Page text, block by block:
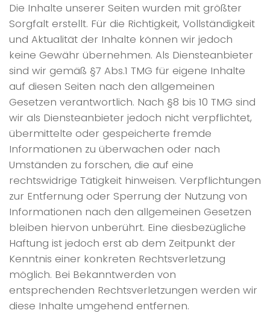
Die Inhalte unserer Seiten wurden mit größter
Sorgfalt erstellt. Für die Richtigkeit, Vollständigkeit
und Aktualität der Inhalte können wir jedoch
keine Gewähr übernehmen. Als Diensteanbieter
sind wir gemäß §7 Abs.1 TMG für eigene Inhalte
auf diesen Seiten nach den allgemeinen
Gesetzen verantwortlich. Nach §8 bis 10 TMG sind
wir als Diensteanbieter jedoch nicht verpflichtet,
übermittelte oder gespeicherte fremde
Informationen zu überwachen oder nach
Umständen zu forschen, die auf eine
rechtswidrige Tätigkeit hinweisen. Verpflichtungen
zur Entfernung oder Sperrung der Nutzung von
Informationen nach den allgemeinen Gesetzen
bleiben hiervon unberührt. Eine diesbezügliche
Haftung ist jedoch erst ab dem Zeitpunkt der
Kenntnis einer konkreten Rechtsverletzung
möglich. Bei Bekanntwerden von
entsprechenden Rechtsverletzungen werden wir
diese Inhalte umgehend entfernen.